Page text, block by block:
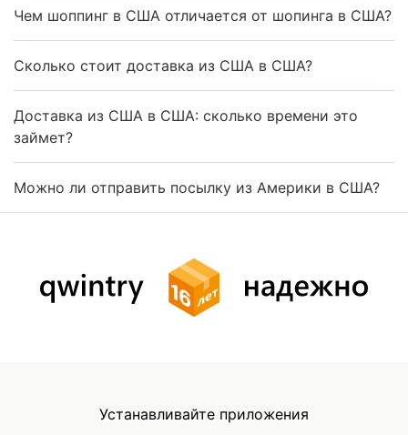
Чем шоппинг в США отличается от шопинга в США?
Сколько стоит доставка из США в США?
Доставка из США в США: сколько времени это
займет?
Можно ли отправить посылку из Америки в США?
Устанавливайте приложения